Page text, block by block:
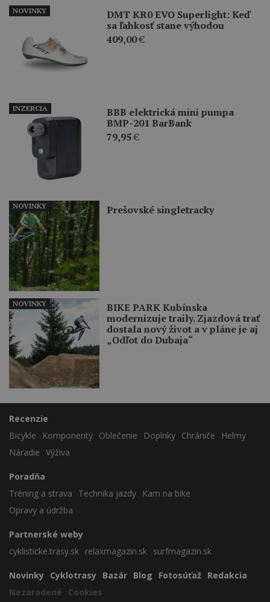
DMT KR0 EVO Superlight: Keď
sa ľahkosť stane výhodou
409,00€
NOVINKY
BBB elektrická mini pumpa
BMP-201 BarBank
79,95€
INZERCIA
Prešovské singletracky
NOVINKY
BIKE PARK Kubínska
modernizuje traily. Zjazdová trať
dostala nový život a v pláne je aj
„Odľot do Dubaja“
NOVINKY
Recenzie
Bicykle
Komponenty Oblečenie Doplnky Chrániče
Helmy
Náradie Výživa
Poradňa
Tréning a strava
Technika jazdy
Kam na bike
Opravy a údržba
Partnerské weby
cyklisticke.trasy.sk relaxmagazin.sk surfmagazin.sk
Novinky Cyklotrasy Bazár Blog Fotosúťaž Redakcia
Nezaradené
Cookies